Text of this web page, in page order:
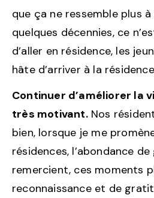
que ça ne ressemble plus
quelques décennies, ce
d’aller en résidence, les
hâte d’arriver à la
Continuer d’améliorer la
très motivant.Nos
bien, lorsque je me
résidences, l’abondance
remercient, ces moments
reconnaissance et de